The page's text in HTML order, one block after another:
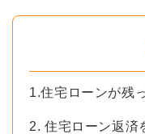
1.住宅ローンが残
2. 住宅ローン返済